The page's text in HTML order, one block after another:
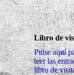
Libro de
Pulse aquí
leer las
libro de